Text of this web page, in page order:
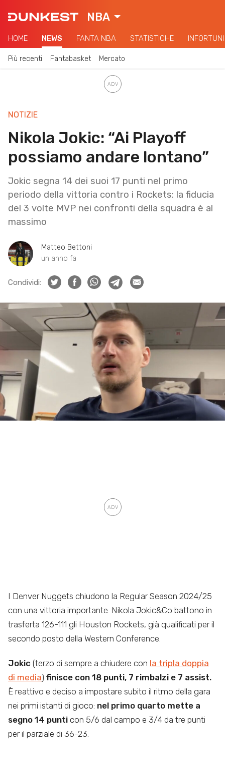
NBA
HOME NEWS FANTA NBA STATISTICHE INFORTUNI
Più recenti Fantabasket Mercato
NOTIZIE
Nikola Jokic: “Ai Playoff
possiamo andare lontano”
Jokic segna 14 dei suoi 17 punti nel primo
periodo della vittoria contro i Rockets: la fiducia
del 3 volte MVP nei confronti della squadra è al
massimo
Matteo Bettoni
un anno fa
Condividi:
I Denver Nuggets chiudono la Regular Season 2024/25
con una vittoria importante. Nikola Jokic&Co battono in
trasferta 126-111 gli Houston Rockets, già qualificati per il
secondo posto della Western Conference.
Jokic (terzo di sempre a chiudere con la tripla doppia
di media) finisce con 18 punti, 7 rimbalzi e 7 assist.
È reattivo e deciso a impostare subito il ritmo della gara
nei primi istanti di gioco: nel primo quarto mette a
segno 14 punti con 5/6 dal campo e 3/4 da tre punti
per il parziale di 36-23.